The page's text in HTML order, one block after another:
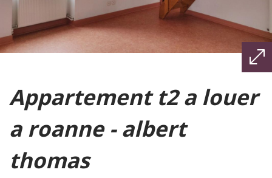
appartement t2 a louer
a roanne - albert
thomas